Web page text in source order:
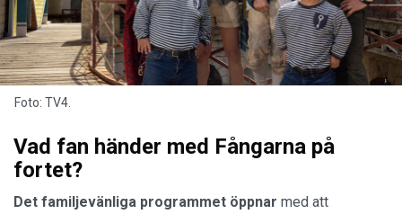
Foto: TV4.
Vad fan händer med Fångarna på
fortet?
Det familjevänliga programmet öppnar med att